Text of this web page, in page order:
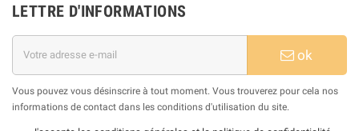
LETTRE D'INFORMATIONS
ok
Vous pouvez vous désinscrire à tout moment. Vous trouverez pour cela nos
informations de contact dans les conditions d'utilisation du site.